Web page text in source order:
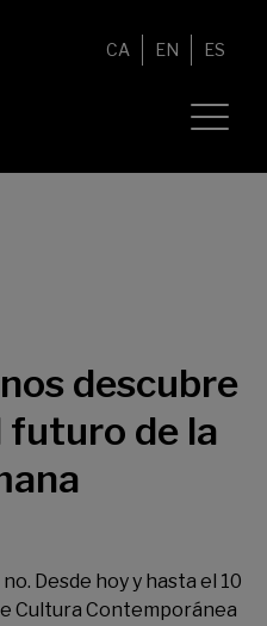
CA EN ES
descubre
futuro de la
Desde hoy y hasta el 10
Cultura Contemporánea